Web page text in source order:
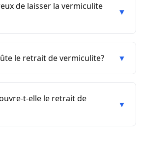
de laisser la vermiculite
▼
le retrait de vermiculite? ▼
t-elle le retrait de
▼